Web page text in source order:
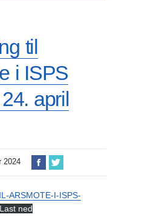
til
i ISPS
april
2024
ARSMOTE-I-ISPS-
Last ned